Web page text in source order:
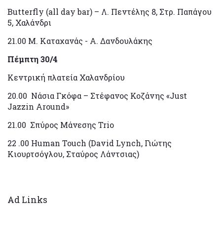
Butterfly (all day bar) – Λ. Πεντέλης 8, Στρ. Παπάγου
5, Χαλάνδρι
21.00 Μ. Καταχανάς - Α. Δανδουλάκης
Πέμπτη 30/4
Κεντρική πλατεία Χαλανδρίου
20.00 Νάσια Γκόφα – Στέφανος Κοζάνης «Just
Jazzin Around»
21.00 Σπύρος Μάνεσης Trio
22 .00 Human Touch (David Lynch, Γιώτης
Κιουρτσόγλου, Σταύρος Λάντσιας)
Ad Links